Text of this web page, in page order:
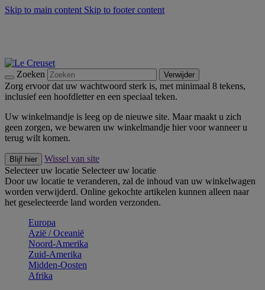
Skip to main content Skip to footer content
Zoeken Verwijder
Zorg ervoor dat uw wachtwoord sterk is, met minimaal 8 tekens,
inclusief een hoofdletter en een speciaal teken.
Uw winkelmandje is leeg op de nieuwe site. Maar maakt u zich
geen zorgen, we bewaren uw winkelmandje hier voor wanneer u
terug wilt komen.
Blijf hier
Wissel van site
Selecteer uw locatie Selecteer uw locatie
Door uw locatie te veranderen, zal de inhoud van uw winkelwagen
worden verwijderd. Online gekochte artikelen kunnen alleen naar
het geselecteerde land worden verzonden.
Europa
Aziё / Oceaniё
Noord-Amerika
Zuid-Amerika
Midden-Oosten
Afrika